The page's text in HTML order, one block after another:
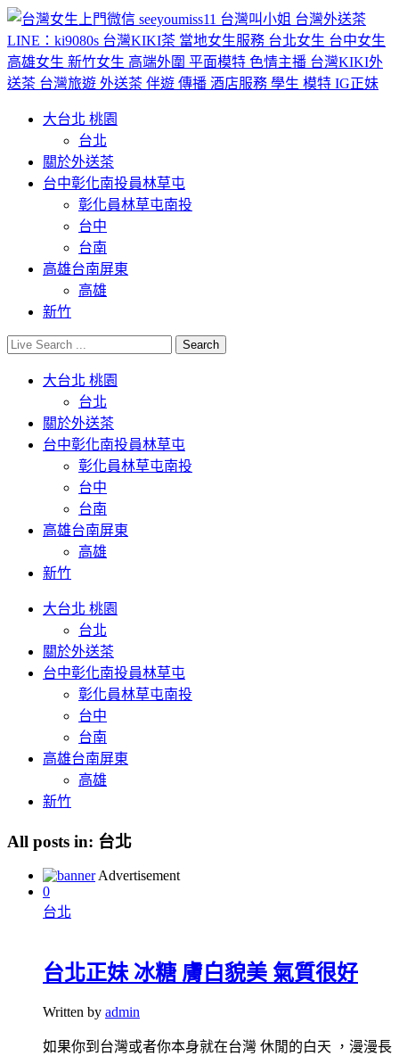
大台北 桃園
台北
關於外送茶
台中彰化南投員林草屯
彰化員林草屯南投
台中
台南
高雄台南屏東
高雄
新竹
大台北 桃園
台北
關於外送茶
台中彰化南投員林草屯
彰化員林草屯南投
台中
台南
高雄台南屏東
高雄
新竹
大台北 桃園
台北
關於外送茶
台中彰化南投員林草屯
彰化員林草屯南投
台中
台南
高雄台南屏東
高雄
新竹
All posts in: 台北
Advertisement
0
台北
台北正妹 冰糖 膚白貌美 氣質很好
Written by admin
如果你到台灣或者你本身就在台灣 休閒的白天 ，漫漫長